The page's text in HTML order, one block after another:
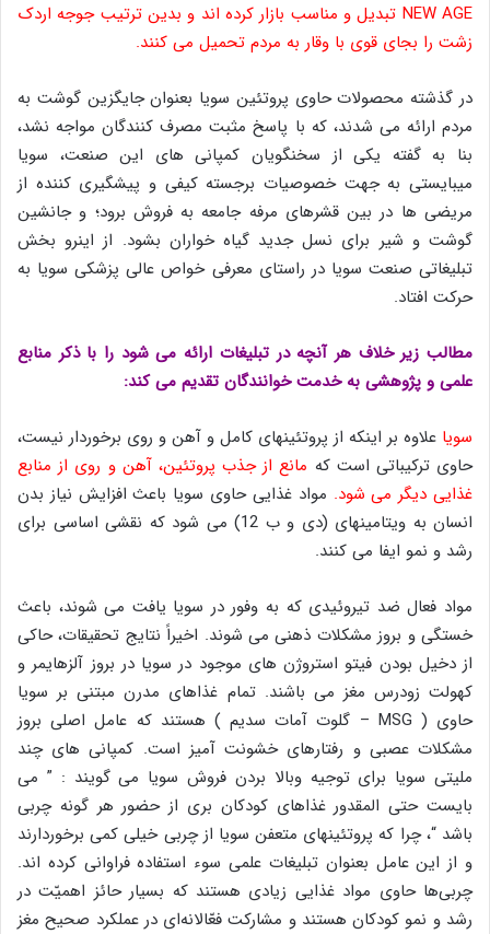
NEW AGE تبدیل و مناسب بازار کرده اند و بدین ترتیب جوجه اردک
زشت را بجای قوی با وقار به مردم تحمیل می کنند.
در گذشته محصولات حاوی پروتئین سویا بعنوان جایگزین گوشت به
مردم ارائه می شدند، که با پاسخ مثبت مصرف کنندگان مواجه نشد،
بنا به گفته یکی از سخنگویان کمپانی های این صنعت، سویا
میبایستی به جهت خصوصیات برجسته کیفی و پیشگیری کننده از
مریضی ها در بین قشرهای مرفه جامعه به فروش برود؛ و جانشین
گوشت و شیر برای نسل جدید گیاه خواران بشود. از اینرو بخش
تبلیغاتی صنعت سویا در راستای معرفی خواص عالی پزشکی سویا به
حرکت افتاد.
مطالب زیر خلاف هر آنچه در تبلیغات ارائه می شود را با ذکر منابع
علمی و پژوهشی به خدمت خوانندگان تقدیم می کند:
سویا علاوه بر اینکه از پروتئینهای کامل و آهن و روی برخوردار نیست،
حاوی ترکیباتی است که مانع از جذب پروتئین، آهن و روی از منابع
غذایی دیگر می شود. مواد غذایی حاوی سویا باعث افزایش نیاز بدن
انسان به ویتامینهای (دی و ب 12) می شود که نقشی اساسی برای
رشد و نمو ایفا می کنند.
مواد فعال ضد تیروئیدی که به وفور در سویا یافت می شوند، باعث
خستگی و بروز مشکلات ذهنی می شوند. اخیراً نتایج تحقیقات، حاکی
از دخیل بودن فیتو استروژن های موجود در سویا در بروز آلزهایمر و
کهولت زودرس مغز می باشند. تمام غذاهای مدرن مبتنی بر سویا
حاوی ( MSG – گلوت آمات سدیم ) هستند که عامل اصلی بروز
مشکلات عصبی و رفتارهای خشونت آمیز است. کمپانی های چند
ملیتی سویا برای توجیه وبالا بردن فروش سویا می گویند : ” می
بایست حتی المقدور غذاهای کودکان بری از حضور هر گونه چربی
باشد “، چرا که پروتئینهای متعفن سویا از چربی خیلی کمی برخوردارند
و از این عامل بعنوان تبلیغات علمی سوء استفاده فراوانی کرده اند.
چربی‌ها حاوی مواد غذایی زیادی هستند که بسیار حائز اهمیّت در
رشد و نمو کودکان هستند و مشارکت فعّالانه‌ای در عملکرد صحیح مغز